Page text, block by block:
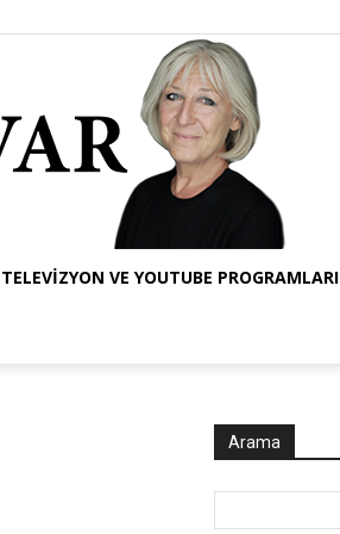
TELEVIZYON VE YOUTUBE PROGRAMLARI
Arama